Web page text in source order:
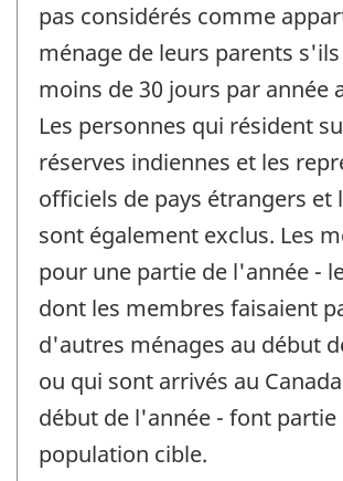
pas considérés comme
ménage de leurs parents
moins de 30 jours par année
Les personnes qui résident
réserves indiennes et les
officiels de pays étrangers et
sont également exclus. Les
pour une partie de l'année -
dont les membres faisaient
d'autres ménages au début
ou qui sont arrivés au
début de l'année - font partie
population cible.